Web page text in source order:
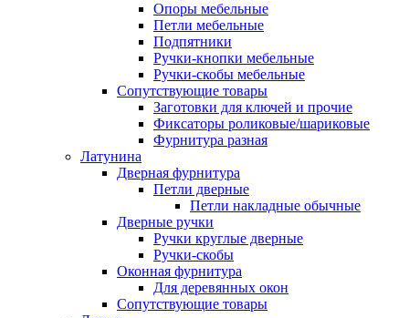
Опоры мебельные
Петли мебельные
Подпятники
Ручки-кнопки мебельные
Ручки-скобы мебельные
Сопутствующие товары
Заготовки для ключей и прочие
Фиксаторы роликовые/шариковые
Фурнитура разная
Латунина
Дверная фурнитура
Петли дверные
Петли накладные обычные
Дверные ручки
Ручки круглые дверные
Ручки-скобы
Оконная фурнитура
Для деревянных окон
Сопутствующие товары